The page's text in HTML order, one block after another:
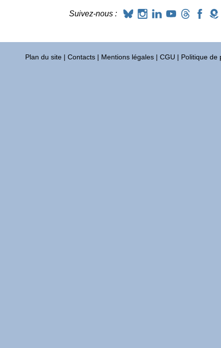
Suivez-nous :
Plan du site | Contacts | Mentions légales | CGU | Politique de